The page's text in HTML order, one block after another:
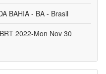
BAHIA - BA - Brasil
2022-Mon Nov 30